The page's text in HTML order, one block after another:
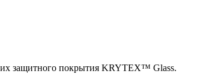
защитного покрытия KRYTEX™ Glass.